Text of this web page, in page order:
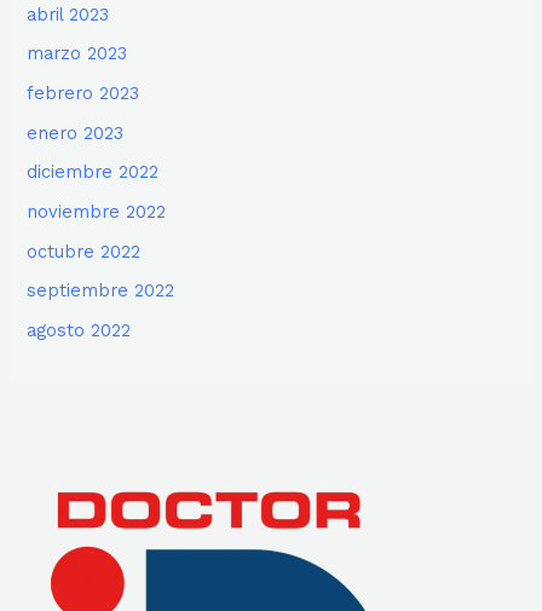
abril 2023
marzo 2023
febrero 2023
enero 2023
diciembre 2022
noviembre 2022
octubre 2022
septiembre 2022
agosto 2022